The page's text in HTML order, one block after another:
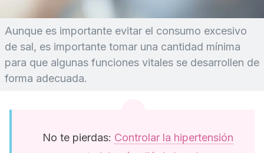
Aunque es importante evitar el consumo excesivo
de sal, es importante tomar una cantidad mínima
para que algunas funciones vitales se desarrollen de
forma adecuada.
No te pierdas: Controlar la hipertensión